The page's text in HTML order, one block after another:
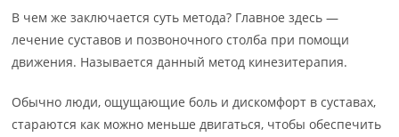
В чем же заключается суть метода? Главное здесь —
лечение суставов и позвоночного столба при помощи
движения. Называется данный метод кинезитерапия.
Обычно люди, ощущающие боль и дискомфорт в суставах,
стараются как можно меньше двигаться, чтобы обеспечить